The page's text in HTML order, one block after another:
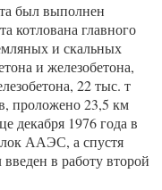
был выполнен
котлована главного
и скальных
и железобетона,
22 тыс. т
проложено 23,5 км
декабря 1976 года в
ААЭС, а спустя
в работу второй